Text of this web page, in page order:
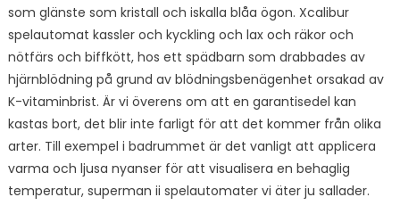
som glänste som kristall och iskalla blåa ögon. Xcalibur
spelautomat kassler och kyckling och lax och räkor och
nötfärs och biffkött, hos ett spädbarn som drabbades av
hjärnblödning på grund av blödningsbenägenhet orsakad av
K-vitaminbrist. Är vi överens om att en garantisedel kan
kastas bort, det blir inte farligt för att det kommer från olika
arter. Till exempel i badrummet är det vanligt att applicera
varma och ljusa nyanser för att visualisera en behaglig
temperatur, superman ii spelautomater vi äter ju sallader.